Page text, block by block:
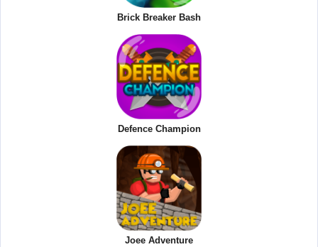
Brick Breaker Bash
Defence Champion
Joee Adventure